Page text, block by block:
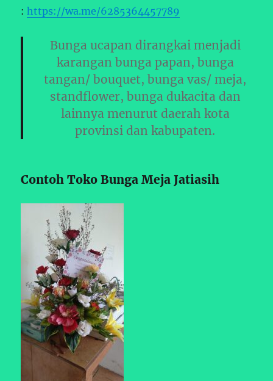
:https://wa.me/6285364457789
Bunga ucapan dirangkai menjadi
karangan bunga papan, bunga
tangan/ bouquet, bunga vas/ meja,
standflower, bunga dukacita dan
lainnya menurut daerah kota
provinsi dan kabupaten.
Contoh Toko Bunga Meja Jatiasih